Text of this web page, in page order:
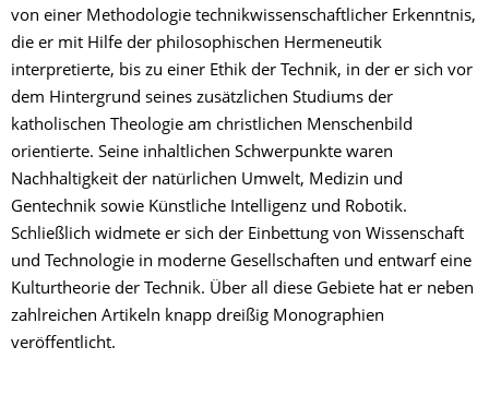
von einer Methodologie technikwissenschaftlicher Erkenntnis,
die er mit Hilfe der philosophischen Hermeneutik
interpretierte, bis zu einer Ethik der Technik, in der er sich vor
dem Hintergrund seines zusätzlichen Studiums der
katholischen Theologie am christlichen Menschenbild
orientierte. Seine inhaltlichen Schwerpunkte waren
Nachhaltigkeit der natürlichen Umwelt, Medizin und
Gentechnik sowie Künstliche Intelligenz und Robotik.
Schließlich widmete er sich der Einbettung von Wissenschaft
und Technologie in moderne Gesellschaften und entwarf eine
Kulturtheorie der Technik. Über all diese Gebiete hat er neben
zahlreichen Artikeln knapp dreißig Monographien
veröffentlicht.